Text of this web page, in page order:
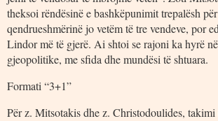
theksoi rëndësinë e bashkëpunimit trepalësh
qendrueshmërinë jo vetëm të tre vendeve, por
Lindor më të gjerë. Ai shtoi se rajoni ka hyrë
gjeopolitike, me sfida dhe mundësi të shtuara.
Formati “3+1”
Për z. Mitsotakis dhe z. Christodoulides, takimi